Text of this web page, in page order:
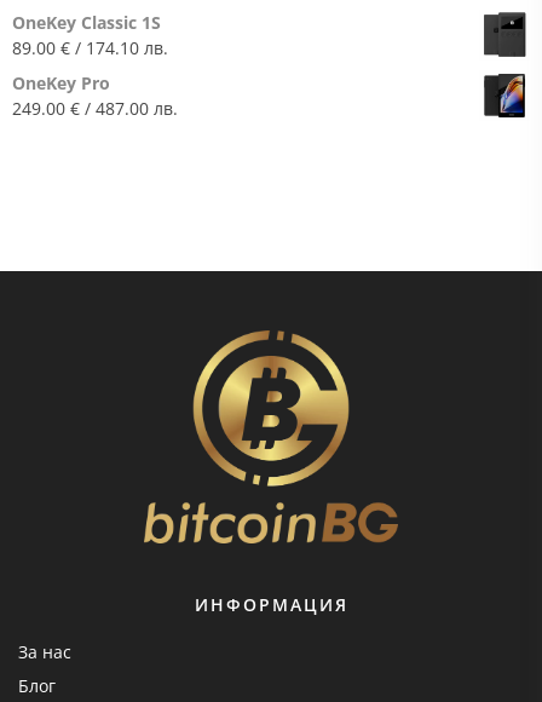
OneKey Classic 1S
89.00 € / 174.10 лв.
OneKey Pro
249.00 € / 487.00 лв.
ИНФОРМАЦИЯ
За нас
Блог